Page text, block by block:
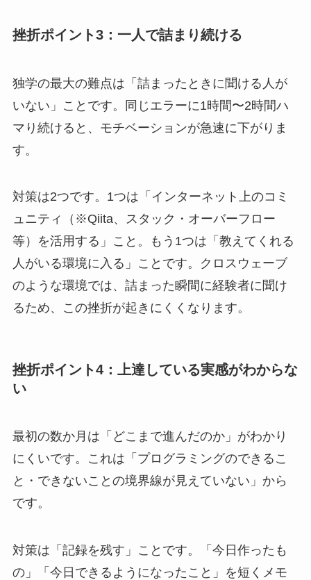
挫折ポイント3：一人で詰まり続ける
独学の最大の難点は「詰まったときに聞ける人が
いない」ことです。同じエラーに1時間〜2時間ハ
マり続けると、モチベーションが急速に下がりま
す。
対策は2つです。1つは「インターネット上のコミ
ュニティ（※Qiita、スタック・オーバーフロー
等）を活用する」こと。もう1つは「教えてくれる
人がいる環境に入る」ことです。クロスウェーブ
のような環境では、詰まった瞬間に経験者に聞け
るため、この挫折が起きにくくなります。
挫折ポイント4：上達している実感がわからな
い
最初の数か月は「どこまで進んだのか」がわかり
にくいです。これは「プログラミングのできるこ
と・できないことの境界線が見えていない」から
です。
対策は「記録を残す」ことです。「今日作ったも
の」「今日できるようになったこと」を短くメモ